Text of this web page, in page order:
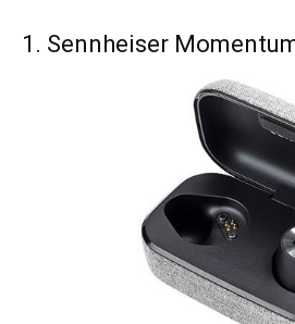
1. Sennheiser